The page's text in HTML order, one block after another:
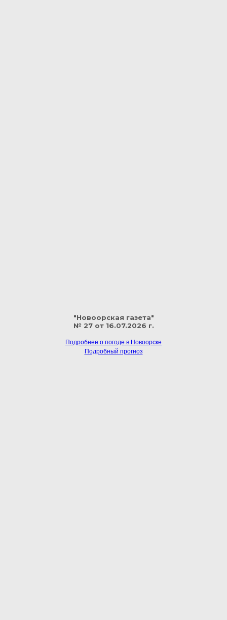
"Новоорская газета"
№ 27 от 16.07.2026 г.
Подробнее о погоде в Новоорске
Подробный прогноз